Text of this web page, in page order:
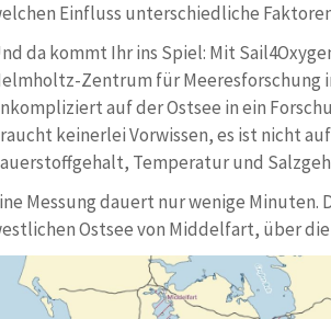
Einfluss unterschiedliche
da kommt Ihr ins Spiel: Mit
Zentrum für Meeresforschung
auf der Ostsee in ein
keinerlei Vorwissen, es ist nicht
Temperatur und
Messung dauert nur wenige
Ostsee von Middelfart, über